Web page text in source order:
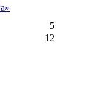
5
12